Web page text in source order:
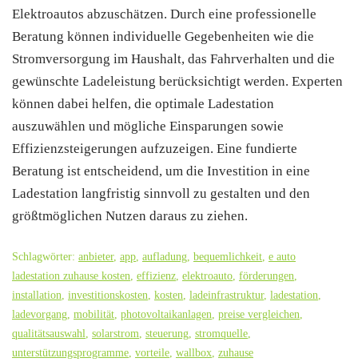
Elektroautos abzuschätzen. Durch eine professionelle
Beratung können individuelle Gegebenheiten wie die
Stromversorgung im Haushalt, das Fahrverhalten und die
gewünschte Ladeleistung berücksichtigt werden. Experten
können dabei helfen, die optimale Ladestation
auszuwählen und mögliche Einsparungen sowie
Effizienzsteigerungen aufzuzeigen. Eine fundierte
Beratung ist entscheidend, um die Investition in eine
Ladestation langfristig sinnvoll zu gestalten und den
größtmöglichen Nutzen daraus zu ziehen.
Schlagwörter: anbieter, app aufladung bequemlichkeit e auto
ladestation zuhause kosten effizienz elektroauto förderungen
installation investitionskosten kosten ladeinfrastruktur, ladestation
ladevorgang mobilität photovoltaikanlagen preise vergleichen
qualitätsauswahl
solarstrom steuerung stromquelle
unterstützungsprogramme vorteile wallbox zuhause